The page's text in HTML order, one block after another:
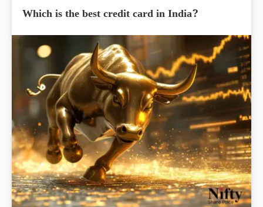
Which is the best credit card in India?